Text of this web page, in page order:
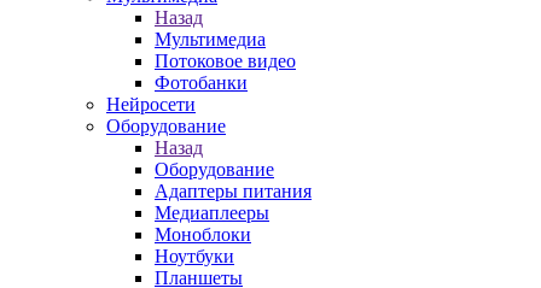
Назад
Мультимедиа
Потоковое видео
Фотобанки
Нейросети
Оборудование
Назад
Оборудование
Адаптеры питания
Медиаплееры
Моноблоки
Ноутбуки
Планшеты